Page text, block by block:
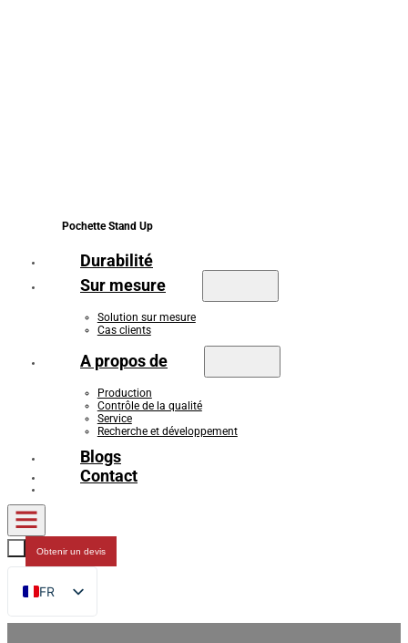
Pochette Stand Up
Durabilité
Sur mesure
Solution sur mesure
Cas clients
A propos de
Production
Contrôle de la qualité
Service
Recherche et développement
Blogs
Contact
Obtenir un devis
FR
EN